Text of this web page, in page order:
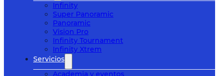
Infinity
Super Panoramic
Panoramic
Vision Pro
Infinity Tournament
Infinity Xtrem
Servicios
Academia y eventos